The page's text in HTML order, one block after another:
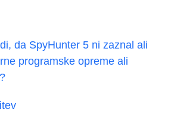
da SpyHunter 5 ni zaznal ali
programske opreme ali